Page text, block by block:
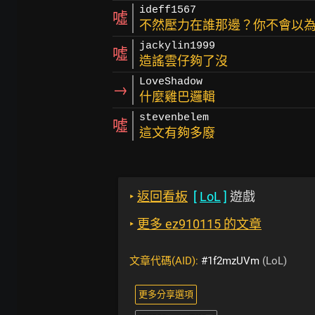
噓 ideff1567
不然壓力在誰那邊？你不會以
噓 jackylin1999
造謠雲仔夠了沒
→ LoveShadow
什麼雞巴邏輯
噓 stevenbelem
這文有夠多廢
‣ 返回看板 [ LoL ] 遊戲
‣ 更多 ez910115 的文章
文章代碼(AID): #1f2mzUVm (LoL)
更多分享選項